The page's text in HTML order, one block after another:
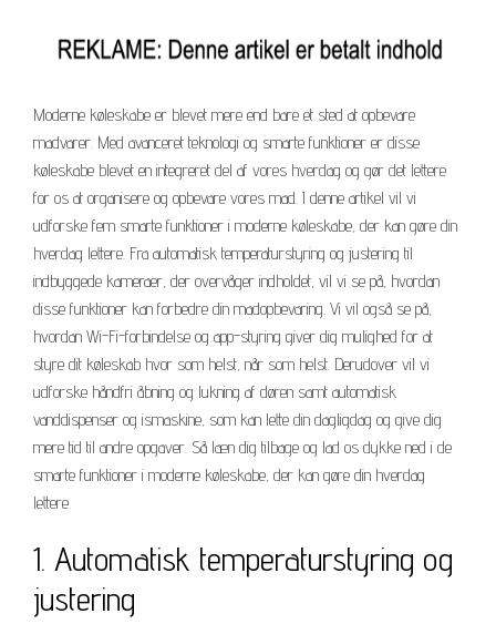
Moderne køleskabe er blevet mere end bare et sted at opbevare
madvarer. Med avanceret teknologi og smarte funktioner er disse
køleskabe blevet en integreret del af vores hverdag og gør det lettere
for os at organisere og opbevare vores mad. I denne artikel vil vi
udforske fem smarte funktioner i moderne køleskabe, der kan gøre din
hverdag lettere. Fra automatisk temperaturstyring og justering til
indbyggede kameraer, der overvåger indholdet, vil vi se på, hvordan
disse funktioner kan forbedre din madopbevaring. Vi vil også se på,
hvordan Wi-Fi-forbindelse og app-styring giver dig mulighed for at
styre dit køleskab hvor som helst, når som helst. Derudover vil vi
udforske håndfri åbning og lukning af døren samt automatisk
vanddispenser og ismaskine, som kan lette din dagligdag og give dig
mere tid til andre opgaver. Så læn dig tilbage og lad os dykke ned i de
smarte funktioner i moderne køleskabe, der kan gøre din hverdag
lettere.
1. Automatisk temperaturstyring og
justering